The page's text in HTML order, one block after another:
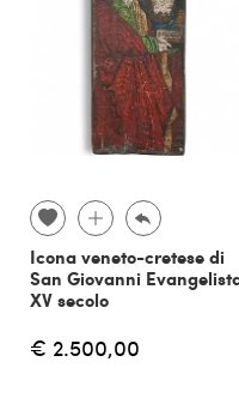
Icona veneto-cretese di
San Giovanni
XV secolo
€ 2.500,00